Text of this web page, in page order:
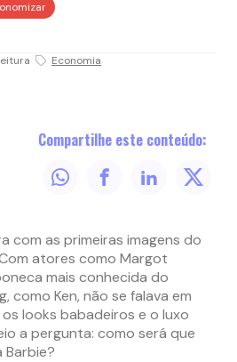
Economia
Compartilhe este conteúdo:
com as primeiras imagens do
atores como Margot
mais conhecida do
como Ken, não se falava em
looks babadeiros e o luxo
a pergunta: como será que
Barbie?